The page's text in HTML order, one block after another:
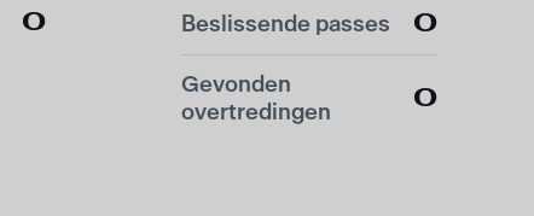
Beslissende passes 0
Gevonden
overtredingen
0
0